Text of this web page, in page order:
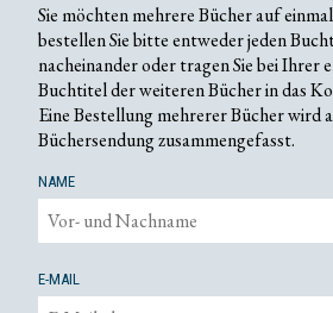
Sie möchten mehrere Bücher auf
bestellen Sie bitte entweder jeden
nacheinander oder tragen Sie bei Ihrer
Buchtitel der weiteren Bücher in das
Eine Bestellung mehrerer Bücher wird
Büchersendung zusammengefasst.
NAME
E-MAIL